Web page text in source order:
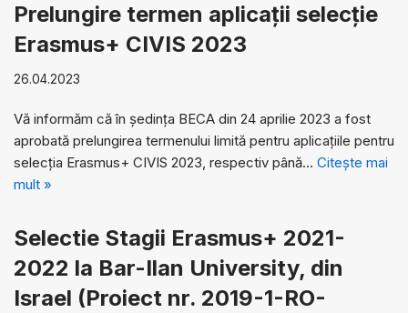
Prelungire termen aplicații selecție
Erasmus+ CIVIS 2023
26.04.2023
Vă informăm că în ședința BECA din 24 aprilie 2023 a fost
aprobată prelungirea termenului limită pentru aplicațiile pentru
selecția Erasmus+ CIVIS 2023, respectiv până… Citește mai
mult »
Selectie Stagii Erasmus+ 2021-
2022 la Bar-Ilan University, din
Israel (Proiect nr. 2019-1-RO-